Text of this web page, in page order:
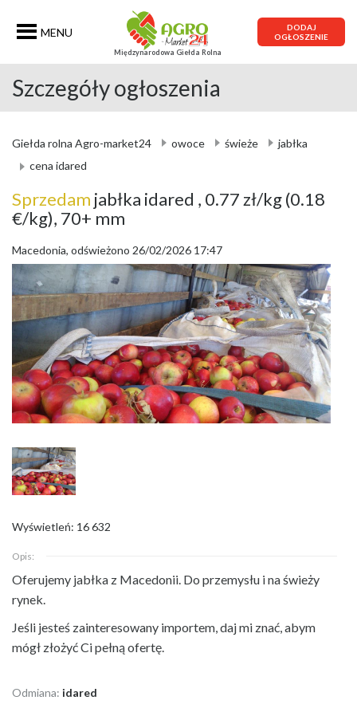
MENU
Międzynarodowa Giełda Rolna
DODAJ
OGŁOSZENIE
Szczegóły ogłoszenia
Giełda rolna Agro-market24 owoce świeże
jabłka
cena idared
Sprzedam jabłka idared , 0.77 zł/kg(0.18
€/kg), 70+ mm
Macedonia, odświeżono 26/02/2026 17:47
Wyświetleń: 16 632
Opis:
Oferujemy jabłka z Macedonii. Do przemysłu i na świeży
rynek.
Jeśli jesteś zainteresowany importem, daj mi znać, abym
mógł złożyć Ci pełną ofertę.
Odmiana: idared